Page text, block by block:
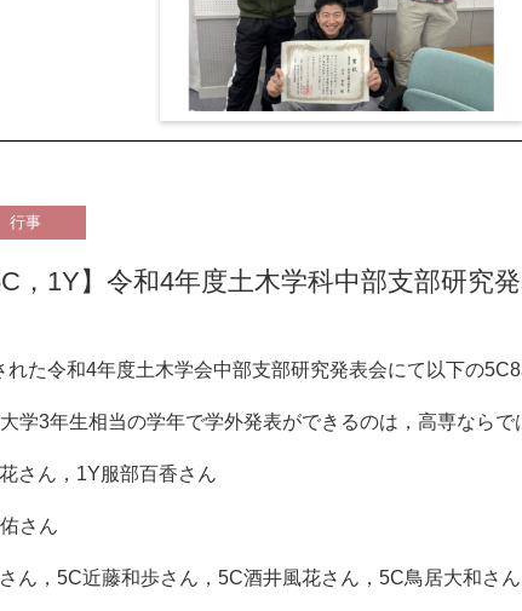
，1Y】令和4年度土木学科中部支部研究
れた令和4年度土木学会中部支部研究発表会にて以下の
学3年生相当の学年で学外発表ができるのは，高専ならで
さん，1Y服部百香さん
さん
ん，5C近藤和歩さん，5C酒井風花さん，5C鳥居大和さ